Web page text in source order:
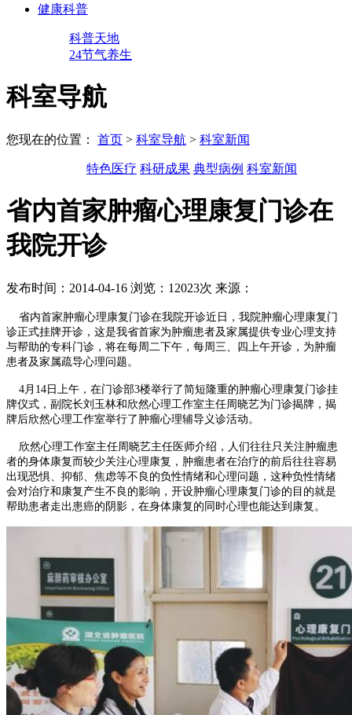
健康科普
科普天地
24节气养生
科室导航
您现在的位置： 首页 > 科室导航 > 科室新闻
特色医疗 科研成果 典型病例 科室新闻
省内首家肿瘤心理康复门诊在
我院开诊
发布时间：2014-04-16 浏览：12023次 来源：
省内首家肿瘤心理康复门诊在我院开诊近日，我院肿瘤心理康复门
诊正式挂牌开诊，这是我省首家为肿瘤患者及家属提供专业心理支持
与帮助的专科门诊，将在每周二下午，每周三、四上午开诊，为肿瘤
患者及家属疏导心理问题。
4月14日上午，在门诊部3楼举行了简短隆重的肿瘤心理康复门诊挂
牌仪式，副院长刘玉林和欣然心理工作室主任周晓艺为门诊揭牌，揭
牌后欣然心理工作室举行了肿瘤心理辅导义诊活动。
欣然心理工作室主任周晓艺主任医师介绍，人们往往只关注肿瘤患
者的身体康复而较少关注心理康复，肿瘤患者在治疗的前后往往容易
出现恐惧、抑郁、焦虑等不良的负性情绪和心理问题，这种负性情绪
会对治疗和康复产生不良的影响，开设肿瘤心理康复门诊的目的就是
帮助患者走出患癌的阴影，在身体康复的同时心理也能达到康复。